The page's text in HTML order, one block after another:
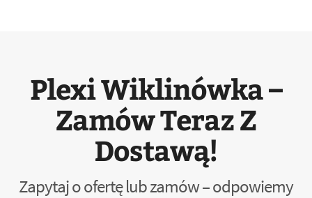
Plexi Wiklinówka –
Zamów Teraz Z
Dostawą!
Zapytaj o ofertę lub zamów – odpowiemy